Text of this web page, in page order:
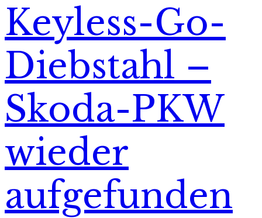
Keyless-Go-
Diebstahl –
Skoda-PKW
wieder
aufgefunden